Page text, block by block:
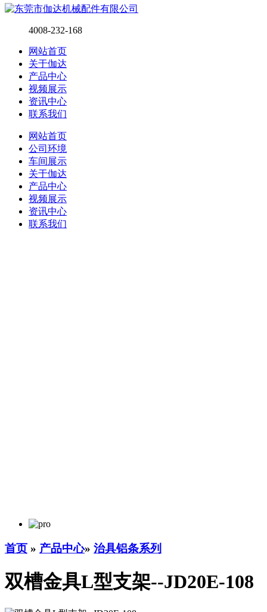
4008-232-168
网站首页
关于伽达
产品中心
视频展示
资讯中心
联系我们
网站首页
公司环境
车间展示
关于伽达
产品中心
视频展示
资讯中心
联系我们
首页 » 产品中心» 治具铝条系列
双槽金具L型支架--JD20E-108